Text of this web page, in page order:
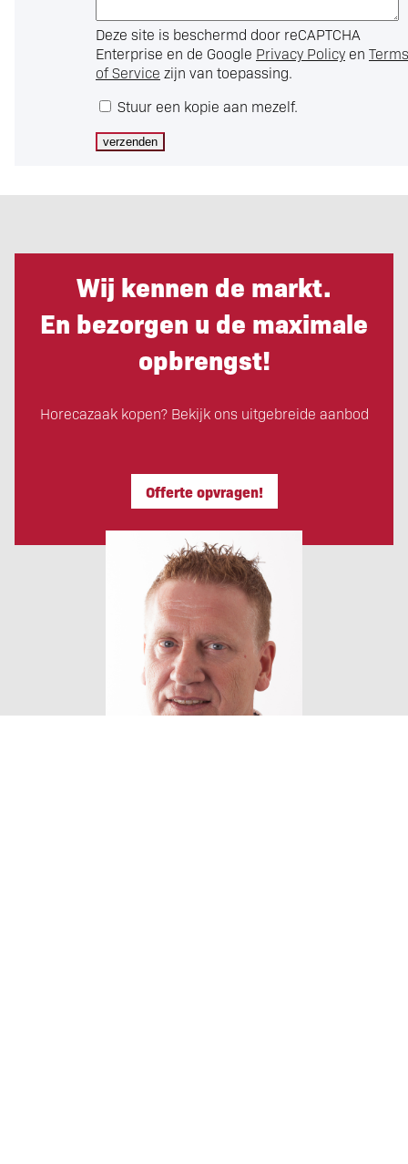
Deze site is beschermd door reCAPTCHA
Enterprise en de Google Privacy Policy en Terms
of Service zijn van toepassing.
Stuur een kopie aan mezelf.
Wij kennen de markt.
En bezorgen u de maximale
opbrengst!
Horecazaak kopen? Bekijk ons uitgebreide aanbod
Offerte opvragen!